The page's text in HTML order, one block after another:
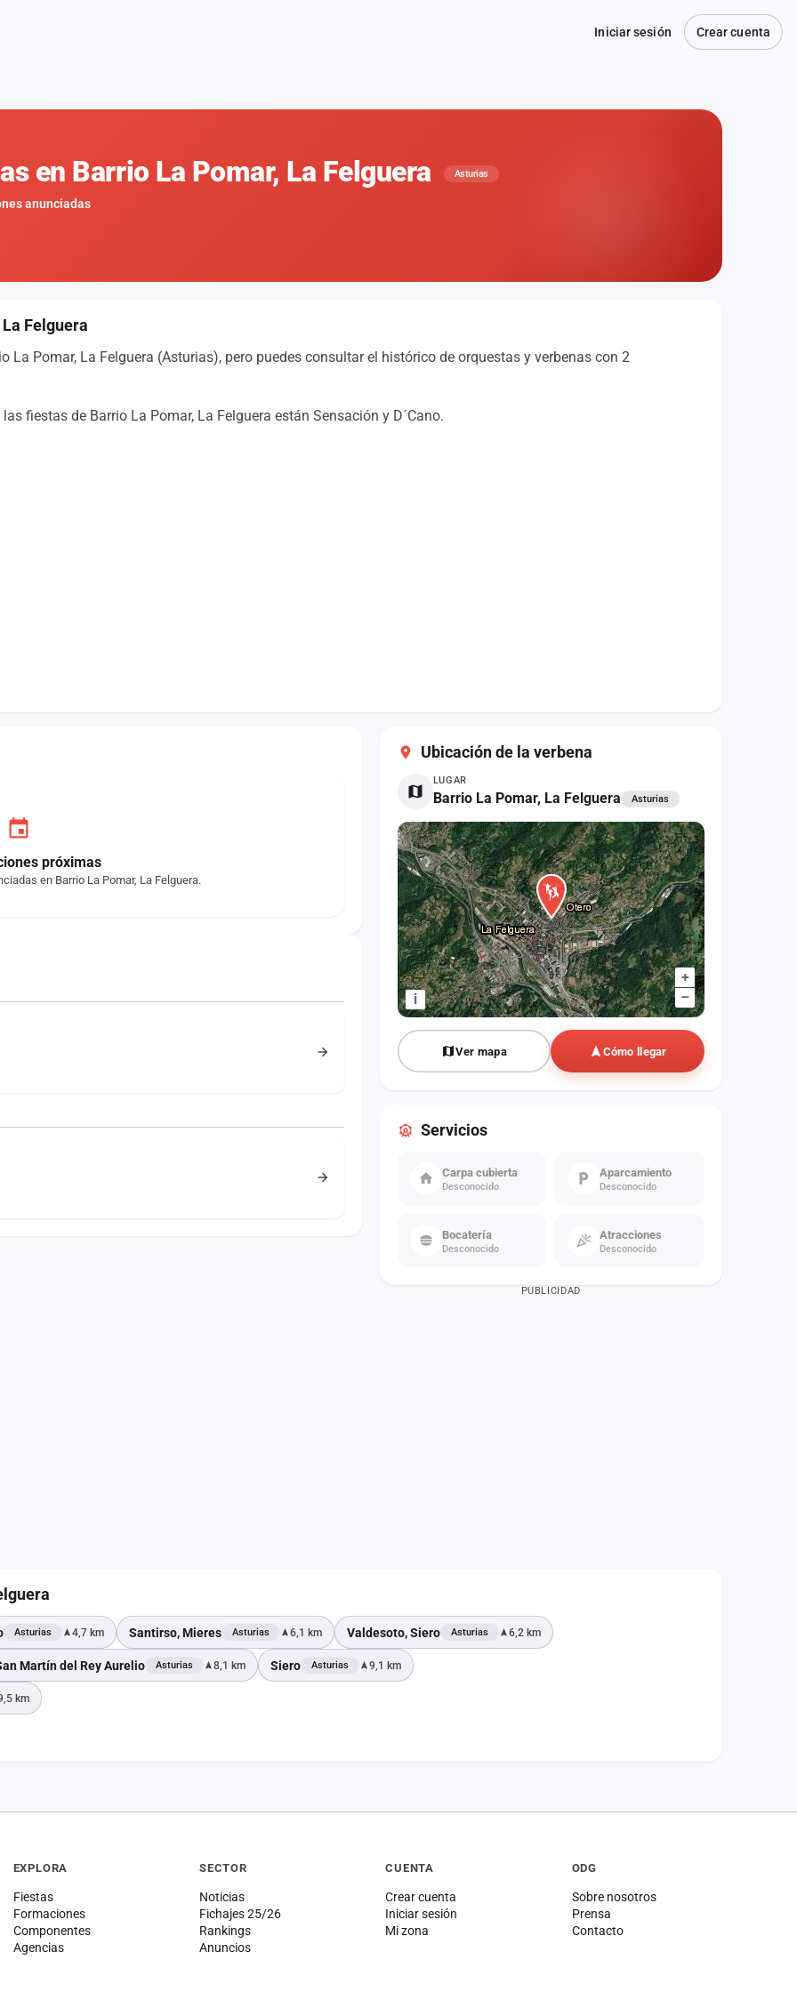
Iniciar sesión Crear cuenta
en Barrio La Pomar, La Felguera Asturias
anunciadas
Felguera
Pomar, La Felguera (Asturias), pero puedes consultar el histórico de orquestas y verbenas con 2
fiestas de Barrio La Pomar, La Felguera están Sensación y D´Cano.
próximas
en Barrio La Pomar, La Felguera.
Ubicación de la verbena
LUGAR
Barrio La Pomar, La Felguera Asturias
+
–
i
Ver mapa Cómo llegar
Servicios
Carpa cubierta
Desconocido
Aparcamiento
Desconocido
Bocatería
Desconocido
Atracciones
Desconocido
PUBLICIDAD
Asturias 4,7 km Santirso, Mieres Asturias 6,1 km Valdesoto, Siero Asturias 6,2 km
Martín del Rey Aurelio Asturias 8,1 km Siero Asturias 9,1 km
km
EXPLORA
Fiestas
Formaciones
Componentes
Agencias
SECTOR
Noticias
Fichajes 25/26
Rankings
Anuncios
CUENTA
Crear cuenta
Iniciar sesión
Mi zona
ODG
Sobre nosotros
Prensa
Contacto